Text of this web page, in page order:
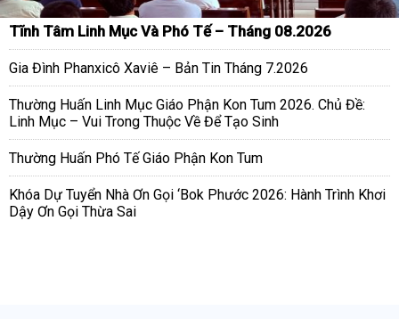
Tĩnh Tâm Linh Mục Và Phó Tế – Tháng 08.2026
Gia Đình Phanxicô Xaviê – Bản Tin Tháng 7.2026
Thường Huấn Linh Mục Giáo Phận Kon Tum 2026. Chủ Đề:
Linh Mục – Vui Trong Thuộc Về Để Tạo Sinh
Thường Huấn Phó Tế Giáo Phận Kon Tum
Khóa Dự Tuyển Nhà Ơn Gọi ‘Bok Phước 2026: Hành Trình Khơi
Dậy Ơn Gọi Thừa Sai